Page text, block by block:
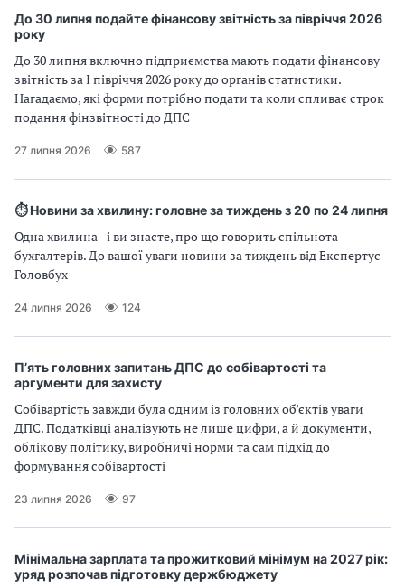
До 30 липня подайте фінансову звітність за півріччя 2026
року
До 30 липня включно підприємства мають подати фінансову
звітність за І півріччя 2026 року до органів статистики.
Нагадаємо, які форми потрібно подати та коли спливає строк
подання фінзвітності до ДПС
27 липня 2026 587
⏱️ Новини за хвилину: головне за тиждень з 20 по 24 липня
Одна хвилина - і ви знаєте, про що говорить спільнота
бухгалтерів. До вашої уваги новини за тиждень від Експертус
Головбух
24 липня 2026 124
П’ять головних запитань ДПС до собівартості та
аргументи для захисту
Собівартість завжди була одним із головних об’єктів уваги
ДПС. Податківці аналізують не лише цифри, а й документи,
облікову політику, виробничі норми та сам підхід до
формування собівартості
23 липня 2026 97
Мінімальна зарплата та прожитковий мінімум на 2027 рік:
уряд розпочав підготовку держбюджету